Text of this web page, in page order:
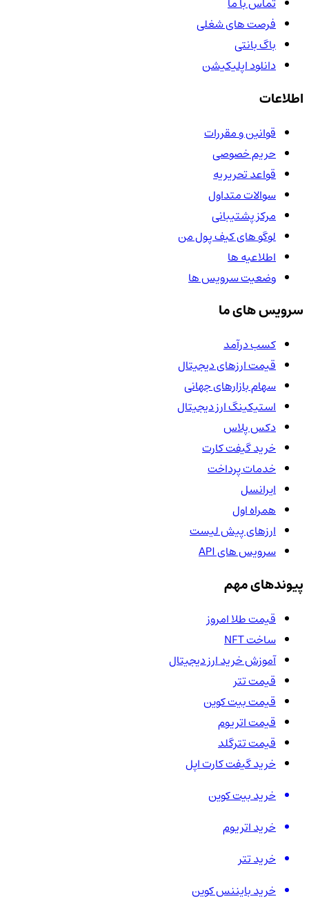
فرصت های شغلی
باگ بانتی
دانلود اپلیکیشن
اطلاعات
قوانین و مقررات
حریم خصوصی
قواعد تحریریه
سوالات متداول
مرکز پشتیبانی
لوگو های کیف پول من
اطلاعیه ها
وضعیت سرویس ها
سرویس های ما
کسب درآمد
قیمت ارزهای دیجیتال
سهام بازارهای جهانی
استیکینگ ارز دیجیتال
دکس پلاس
خرید گیفت کارت
خدمات پرداخت
ایرانسل
همراه اول
ارزهای پیش لیست
سرویس های API
پیوندهای مهم
قیمت طلا امروز
ساخت NFT
آموزش خرید ارز دیجیتال
قیمت تتر
قیمت بیت کوین
قیمت اتریوم
قیمت تترگلد
خرید گیفت کارت اپل
خرید بیت کوین
خرید اتریوم
خرید تتر
خرید بایننس کوین